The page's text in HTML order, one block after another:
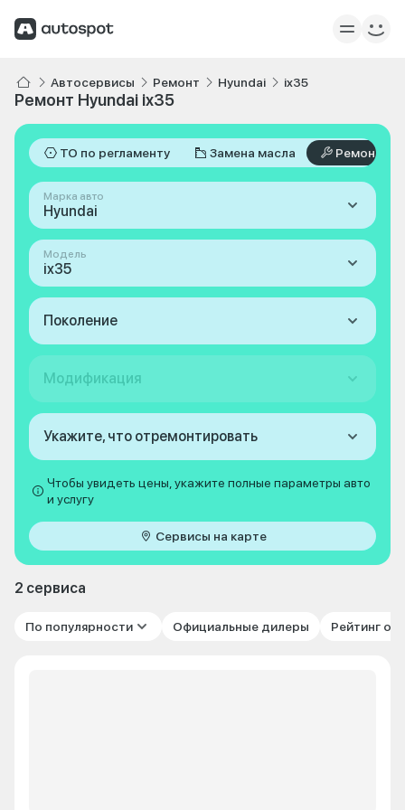
Автосервисы Ремонт Hyundai ix35
Ремонт Hyundai ix35
ТО по регламенту Замена масла Ремонт
Марка авто
Hyundai
Модель
ix35
Поколение
Модификация
Укажите, что отремонтировать
Чтобы увидеть цены, укажите полные параметры авто
и услугу
Сервисы на карте
2 сервиса
По популярности Официальные дилеры Рейтинг